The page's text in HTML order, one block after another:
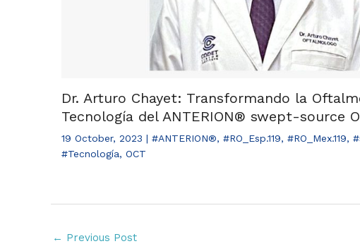
Dr. Arturo Chayet: Transformando la
Tecnología del ANTERION® swept-source
19 October, 2023 | #ANTERION®, #RO_Esp.119, #RO_Mex.119,
#Tecnología, OCT
← Previous Post